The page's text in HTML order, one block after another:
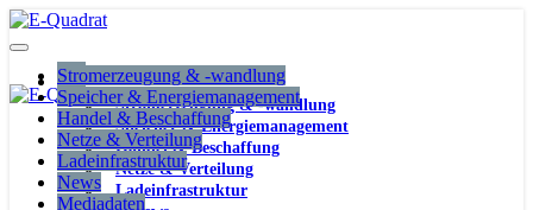
Stromerzeugung & -wandlung
Speicher & Energiemanagement
Handel & Beschaffung
Netze & Verteilung
Ladeinfrastruktur
Stromerzeugung & -wandlung
Speicher & Energiemanagement
Handel & Beschaffung
Netze & Verteilung
Ladeinfrastruktur
News
Mediadaten